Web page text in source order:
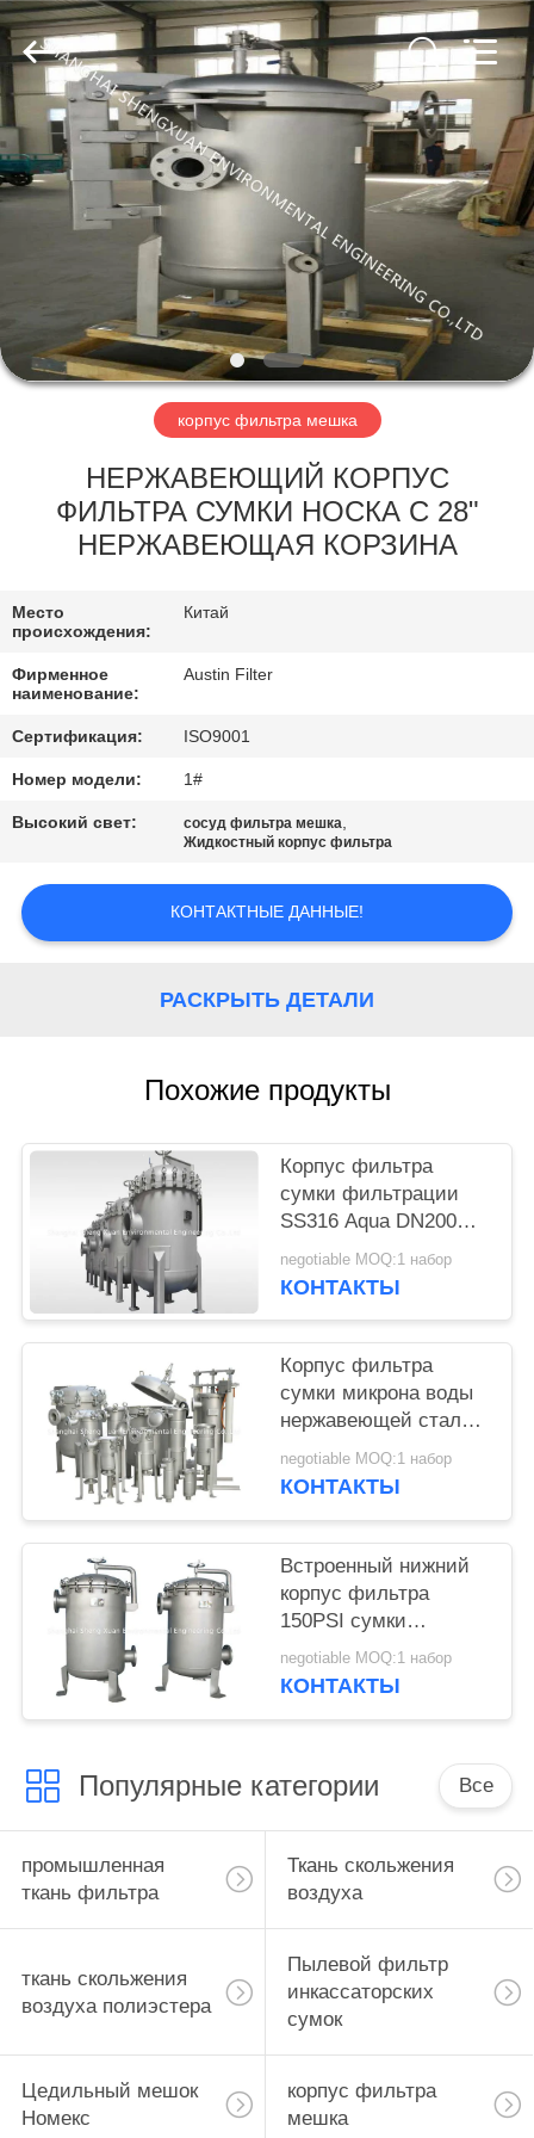
ДОМ
ПРОДУКТЫ
НАС
ПУТЕШЕСТВИЕ
ФАБРИКИ
ПРОВЕРКА
КАЧЕСТВА
СВЯЖИТЕСЬ
МЫ
СПРОСИТЕ
ЦИТАТУ
САЙТА
Engineering
Co.,LTD.
All
Rights
Reserved.
Developed
by
ECER
корпус фильтра мешка
НЕРЖАВЕЮЩИЙ КОРПУС
ФИЛЬТРА СУМКИ НОСКА С 28"
НЕРЖАВЕЮЩАЯ КОРЗИНА
Место
происхождения:
Китай
Фирменное
наименование:
Austin Filter
Сертификация: ISO9001
Номер модели: 1#
Высокий свет: сосуд фильтра мешка,
Жидкостный корпус фильтра
КОНТАКТНЫЕ ДАННЫЕ!
РАСКРЫТЬ ДЕТАЛИ
Похожие продукты
Корпус фильтра
сумки фильтрации
SS316 Aqua DN200
840T/H
negotiable MOQ:1 набор
КОНТАКТЫ
Корпус фильтра
сумки микрона воды
нержавеющей стали
10T/H
negotiable MOQ:1 набор
КОНТАКТЫ
Встроенный нижний
корпус фильтра
150PSI сумки
углерода стальной
Multi
negotiable MOQ:1 набор
КОНТАКТЫ
Популярные категории Все
промышленная
ткань фильтра
Ткань скольжения
воздуха
ткань скольжения
воздуха полиэстера
Пылевой фильтр
инкассаторских
сумок
Цедильный мешок
Номекс
корпус фильтра
мешка